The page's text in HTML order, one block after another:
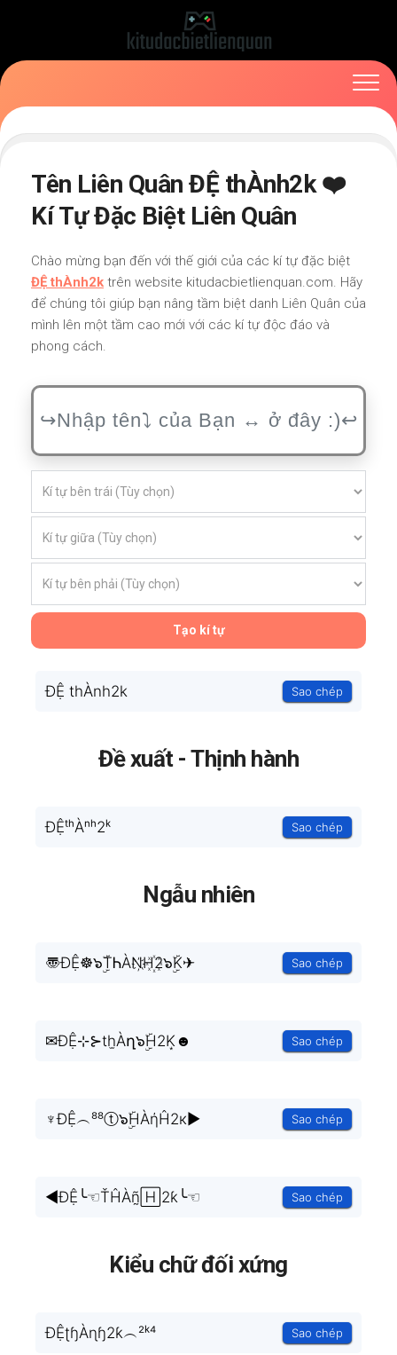
Tên Liên Quân ĐỆ thÀnh2k ❤️
Kí Tự Đặc Biệt Liên Quân
Chào mừng bạn đến với thế giới của các kí tự đặc biệt
ĐỆ thÀnh2k trên website kitudacbietlienquan.com. Hãy
để chúng tôi giúp bạn nâng tầm biệt danh Liên Quân của
mình lên một tầm cao mới với các kí tự độc đáo và
phong cách.
Tạo kí tự
ĐỆ thÀnh2k Sao chép
Đề xuất - Thịnh hành
ĐỆᵗʰÀⁿʰ2ᵏ Sao chép
Ngẫu nhiên
〠ĐỆ☸๖ۣۜTᏂÀN҉H꙰2๖ۣۜK✈ Sao chép
✉ĐỆ⊹⊱th̫Àղ๖ۣۜH2K͙☻ Sao chép
♆ĐỆ︵⁸⁸ⓣ๖ۣۜHÀήĤ2к► Sao chép
◄ĐỆ╰☜ŤĤÀñ̰🄷2ƙ╰☜ Sao chép
Kiểu chữ đối xứng
ĐỆʈɧÀɳɧ2ƙ︵²ᵏ⁴ Sao chép